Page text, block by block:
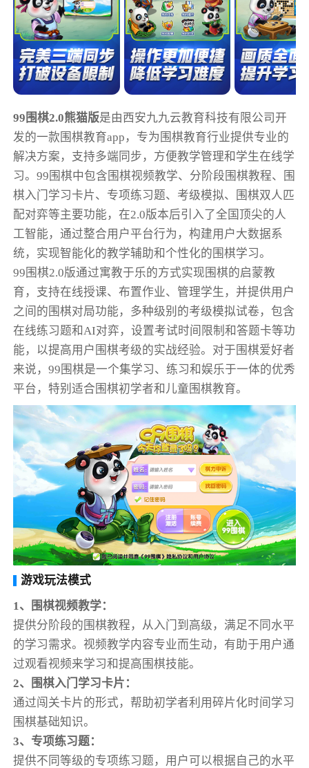
99围棋2.0熊猫版是由西安九九云教育科技有限公司开
发的一款围棋教育app，专为围棋教育行业提供专业的
解决方案，支持多端同步，方便教学管理和学生在线学
习。99围棋中包含围棋视频教学、分阶段围棋教程、围
棋入门学习卡片、专项练习题、考级模拟、围棋双人匹
配对弈等主要功能，在2.0版本后引入了全国顶尖的人
工智能，通过整合用户平台行为，构建用户大数据系
统，实现智能化的教学辅助和个性化的围棋学习。
99围棋2.0版通过寓教于乐的方式实现围棋的启蒙教
育，支持在线授课、布置作业、管理学生，并提供用户
之间的围棋对局功能，多种级别的考级模拟试卷，包含
在线练习题和AI对弈，设置考试时间限制和答题卡等功
能，以提高用户围棋考级的实战经验。对于围棋爱好者
来说，99围棋是一个集学习、练习和娱乐于一体的优秀
平台，特别适合围棋初学者和儿童围棋教育。
游戏玩法模式
1、围棋视频教学：
提供分阶段的围棋教程，从入门到高级，满足不同水平
的学习需求。视频教学内容专业而生动，有助于用户通
过观看视频来学习和提高围棋技能。
2、围棋入门学习卡片：
通过闯关卡片的形式，帮助初学者利用碎片化时间学习
围棋基础知识。
3、专项练习题：
提供不同等级的专项练习题，用户可以根据自己的水平